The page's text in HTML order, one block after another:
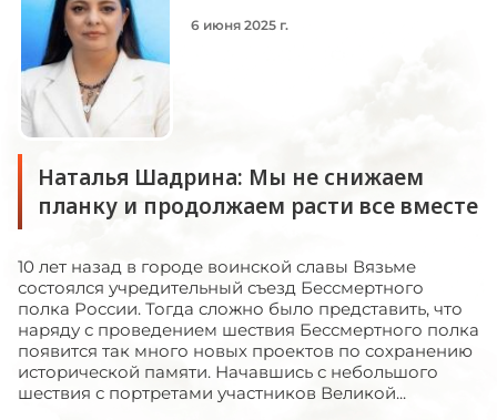
Наталья Шадрина: Мы не снижаем
планку и продолжаем расти все вместе
6 июня 2025 г.
10 лет назад в городе воинской славы Вязьме
состоялся учредительный съезд Бессмертного
полка России. Тогда сложно было представить, что
наряду с проведением шествия Бессмертного полка
появится так много новых проектов по сохранению
исторической памяти. Начавшись с небольшого
шествия с портретами участников Великой...